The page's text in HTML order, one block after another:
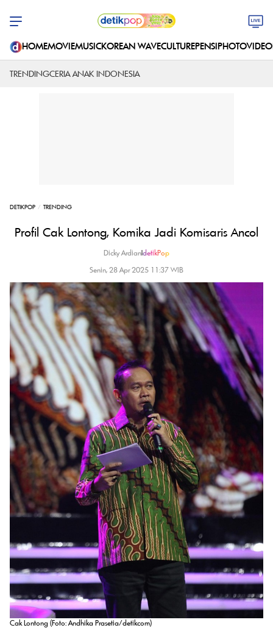
HOMEMOVIEMUSICKOREAN WAVECULTUREPENSIPHOTOVIDEO
TRENDINGCERIA ANAK INDONESIA
DETIKPOP TRENDING
Profil Cak Lontong, Komika Jadi Komisaris Ancol
Dicky Ardian|detikPop
Senin, 28 Apr 2025 11:37 WIB
Cak Lontong (Foto: Andhika Prasetia/detikcom)